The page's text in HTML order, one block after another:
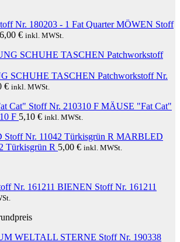
MÖWEN Stoff
6,00 € inkl. MWSt.
SCHUHE TASCHEN Patchworkstoff Nr.
€ inkl. MWSt.
MÄUSE "Fat Cat"
F 5,10 € inkl. MWSt.
MARBLED
Türkisgrün R 5,00 € inkl. MWSt.
BIENEN Stoff Nr. 161211